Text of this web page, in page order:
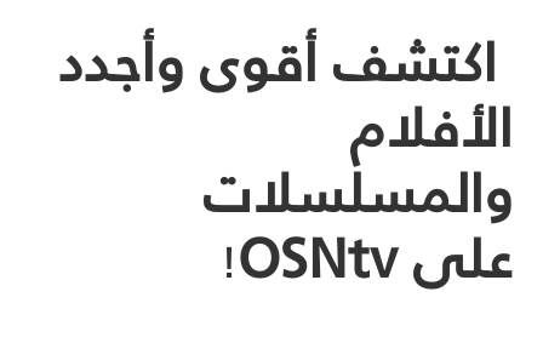
اكتشف أقوى وأجدد
الأفلام
والمسلسلات
علىOSNtv
!